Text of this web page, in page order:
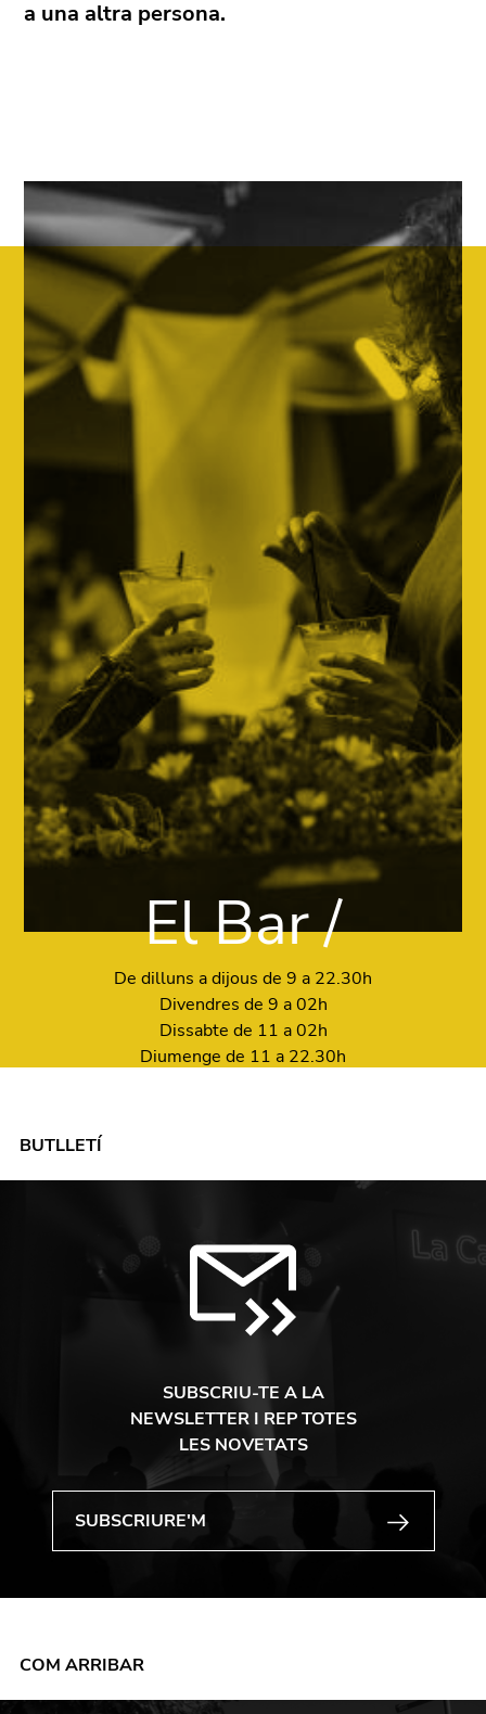
a una altra persona.
El Bar /
De dilluns a dijous de 9 a 22.30h
Divendres de 9 a 02h
Dissabte de 11 a 02h
Diumenge de 11 a 22.30h
BUTLLETÍ
SUBSCRIU-TE A LA
NEWSLETTER I REP TOTES
LES NOVETATS
COM ARRIBAR